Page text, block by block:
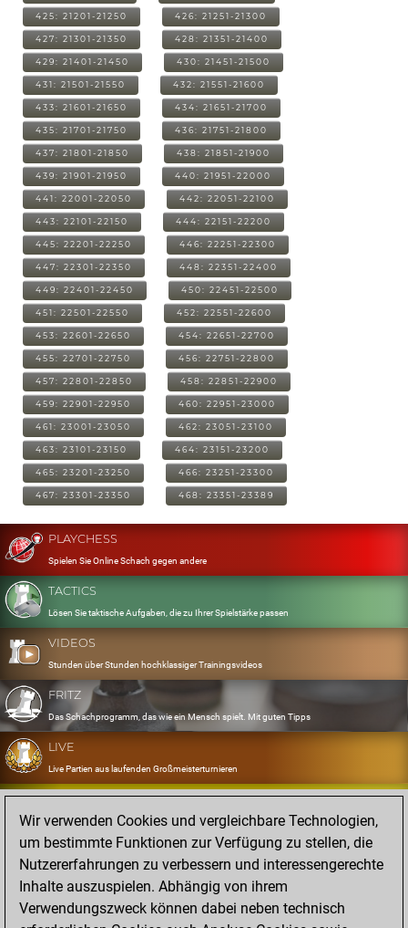
425: 21201-21250 426: 21251-21300
427: 21301-21350 428: 21351-21400
429: 21401-21450 430: 21451-21500
431: 21501-21550 432: 21551-21600
433: 21601-21650 434: 21651-21700
435: 21701-21750 436: 21751-21800
437: 21801-21850 438: 21851-21900
439: 21901-21950 440: 21951-22000
441: 22001-22050 442: 22051-22100
443: 22101-22150 444: 22151-22200
445: 22201-22250 446: 22251-22300
447: 22301-22350 448: 22351-22400
449: 22401-22450 450: 22451-22500
451: 22501-22550 452: 22551-22600
453: 22601-22650 454: 22651-22700
455: 22701-22750 456: 22751-22800
457: 22801-22850 458: 22851-22900
459: 22901-22950 460: 22951-23000
461: 23001-23050 462: 23051-23100
463: 23101-23150 464: 23151-23200
465: 23201-23250 466: 23251-23300
467: 23301-23350 468: 23351-23389
PLAYCHESS
Spielen Sie Online Schach gegen andere
TACTICS
Lösen Sie taktische Aufgaben, die zu Ihrer Spielstärke passen
VIDEOS
Stunden über Stunden hochklassiger Trainingsvideos
FRITZ
Das Schachprogramm, das wie ein Mensch spielt. Mit guten Tipps
LIVE
Live Partien aus laufenden Großmeisterturnieren
OPENINGS
Erfassen und Üben Sie Ihr Eröffnungsrepertoire
DATABASE
Acht Millionen starke Partien
MYGAMES
Speichern und analysieren Sie eigene Partien in der Cloud
Wir verwenden Cookies und vergleichbare Technologien,
um bestimmte Funktionen zur Verfügung zu stellen, die
Nutzererfahrungen zu verbessern und interessengerechte
Inhalte auszuspielen. Abhängig von ihrem
Verwendungszweck können dabei neben technisch